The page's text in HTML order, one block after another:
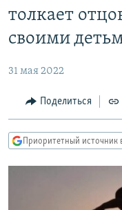
основному
Вернутся
Вернутся
ПОДКАСТЫ
МНЕНИЯ
КУЛЬТУРА
КАВКАЗ.РЕАЛИИ
СИБИРЬ.РЕАЛИИ
толкает
своими
31 мая 2022
Поделиться
Приоритетный источник